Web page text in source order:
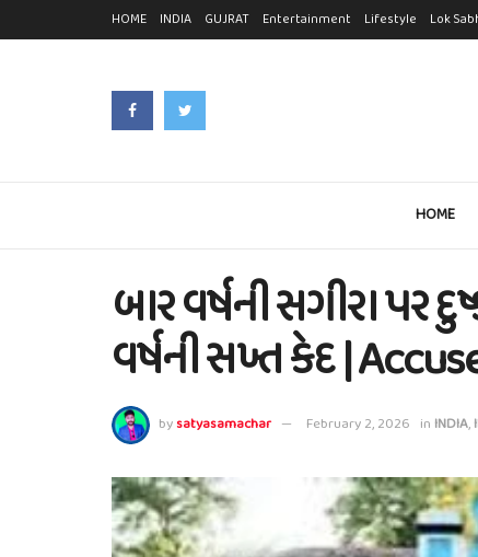
HOME INDIA GUJRAT Entertainment Lifestyle Lok
HOME
બાર વર્ષની સગીરા પર
વર્ષની સખ્ત કેદ |
bysatyasamachar February 2, 2026 in INDIA,